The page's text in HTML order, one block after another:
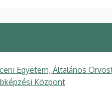
Egyetem, Általános
Központ